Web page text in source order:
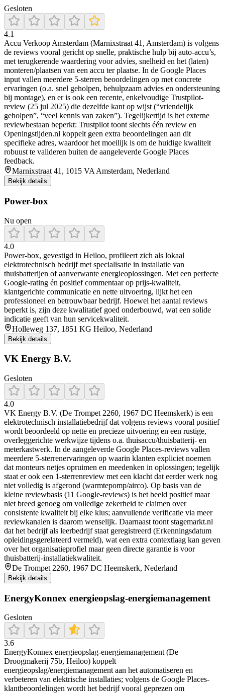
Gesloten
4.1
Accu Verkoop Amsterdam (Marnixstraat 41, Amsterdam) is volgens
de reviews vooral gericht op snelle, praktische hulp bij auto-accu’s,
met terugkerende waardering voor advies, snelheid en het (laten)
monteren/plaatsen van een accu ter plaatse. In de Google Places
input vallen meerdere 5-sterren beoordelingen op met concrete
ervaringen (o.a. snel geholpen, behulpzaam advies en ondersteuning
bij montage), en er is ook een recente, enkelvoudige Trustpilot-
review (25 jul 2025) die dezelfde kant op wijst (“vriendelijk
geholpen”, “veel kennis van zaken”). Tegelijkertijd is het externe
reviewbestaan beperkt: Trustpilot toont slechts één review en
Openingstijden.nl koppelt geen extra beoordelingen aan dit
specifieke adres, waardoor het moeilijk is om de huidige kwaliteit
robuust te valideren buiten de aangeleverde Google Places
feedback.
Marnixstraat 41, 1015 VA Amsterdam, Nederland
Bekijk details
Power-box
Nu open
4.0
Power‑box, gevestigd in Heiloo, profileert zich als lokaal
elektrotechnisch bedrijf met specialisatie in installatie van
thuisbatterijen of aanverwante energieoplossingen. Met een perfecte
Google‑rating én positief commentaar op prijs‑kwaliteit,
klantgerichte communicatie en nette uitvoering, lijkt het een
professioneel en betrouwbaar bedrijf. Hoewel het aantal reviews
beperkt is, zijn deze kwalitatief goed onderbouwd, wat een solide
indicatie geeft van hun servicekwaliteit.
Holleweg 137, 1851 KG Heiloo, Nederland
Bekijk details
VK Energy B.V.
Gesloten
4.0
VK Energy B.V. (De Trompet 2260, 1967 DC Heemskerk) is een
elektrotechnisch installatiebedrijf dat volgens reviews vooral positief
wordt beoordeeld op nette en precieze uitvoering en een rustige,
overleggerichte werkwijze tijdens o.a. thuisaccu/thuisbatterij- en
meterkastwerk. In de aangeleverde Google Places-reviews vallen
meerdere 5-sterrenervaringen op waarin klanten expliciet noemen
dat monteurs netjes opruimen en meedenken in oplossingen; tegelijk
staat er ook een 1-sterrenreview met een klacht dat eerder werk nog
niet volledig is afgerond (warmtepomp/airco). Op basis van de
kleine reviewbasis (11 Google-reviews) is het beeld positief maar
niet breed genoeg om volledige zekerheid te claimen over
consistente kwaliteit bij elke klus; aanvullende verificatie via meer
reviewkanalen is daarom wenselijk. Daarnaast toont stagemarkt.nl
dat het bedrijf als leerbedrijf staat geregistreerd (Erkenningsdatum
opleidingsgerelateerd vermeld), wat een extra contextlaag kan geven
over het organisatieprofiel maar geen directe garantie is voor
thuisbatterij-installatiekwaliteit.
De Trompet 2260, 1967 DC Heemskerk, Nederland
Bekijk details
EnergyKonnex energieopslag-energiemanagement
Gesloten
3.6
EnergyKonnex energieopslag-energiemanagement (De
Droogmakerij 75b, Heiloo) koppelt
energieopslag/energiemanagement aan het automatiseren en
verbeteren van elektrische installaties; volgens de Google Places-
klantbeoordelingen wordt het bedrijf vooral geprezen om